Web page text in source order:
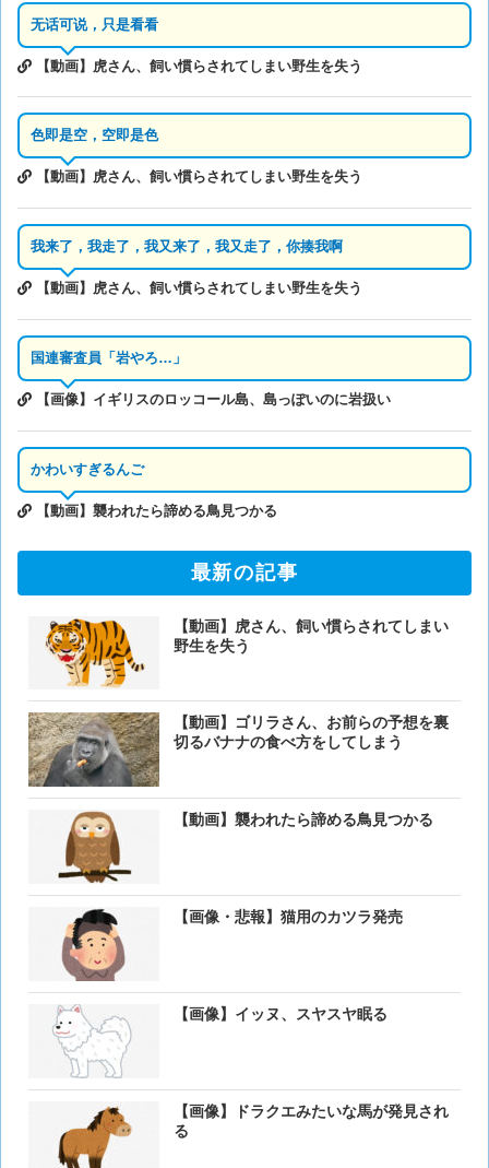
无话可说，只是看看
【動画】虎さん、飼い慣らされてしまい野生を失う
色即是空，空即是色
【動画】虎さん、飼い慣らされてしまい野生を失う
我来了，我走了，我又来了，我又走了，你揍我啊
【動画】虎さん、飼い慣らされてしまい野生を失う
国連審査員「岩やろ…」
【画像】イギリスのロッコール島、島っぽいのに岩扱い
かわいすぎるんご
【動画】襲われたら諦める鳥見つかる
最新の記事
【動画】虎さん、飼い慣らされてしまい
野生を失う
【動画】ゴリラさん、お前らの予想を裏
切るバナナの食べ方をしてしまう
【動画】襲われたら諦める鳥見つかる
【画像・悲報】猫用のカツラ発売
【画像】イッヌ、スヤスヤ眠る
【画像】ドラクエみたいな馬が発見され
る